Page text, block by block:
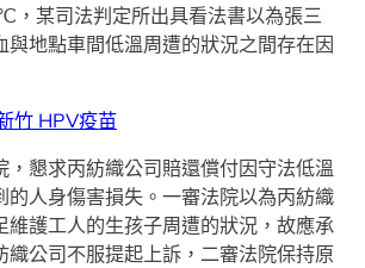
某司法判定所出具看法書以為張三
與地點車間低溫周遭的狀況之間存在因
竹 HPV疫苗
，懇求丙紡織公司賠還償付因守法低溫
的人身傷害損失。一審法院以為丙紡織
維護工人的生孩子周遭的狀況，故應承
織公司不服提起上訴，二審法院保持原